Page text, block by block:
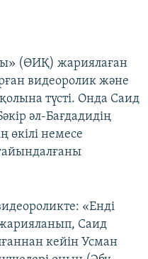
(ӨИҚ) жариялаған
видеоролик және
түсті. Онда Саид
әл-Бағдадидің
өкілі немесе
«Енді
Саид
кейін Усман